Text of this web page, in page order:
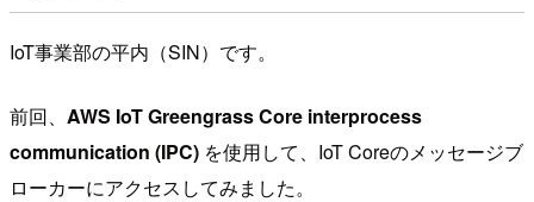
IoT事業部の平内（SIN）です。
前回、 AWS IoT Greengrass Core interprocess
communication (IPC) を使用して、IoT Coreのメッセージブ
ローカーにアクセスしてみました。